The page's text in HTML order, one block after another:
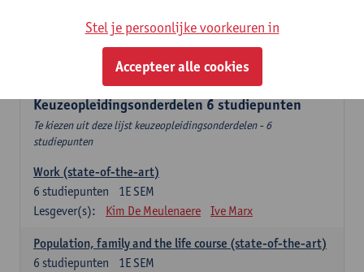
Handelingsmodellen
1E SEM
Kristel Driessens
Keuzeopleidingsonderdelen 6 studiepunten
Te kiezen uit deze lijst keuzeopleidingsonderdelen - 6
studiepunten
Work (state-of-the-art)
1E SEM
6 studiepunten
Lesgever(s):
Kim De Meulenaere Ive Marx
Population, family and the life course (state-of-the-art)
1E SEM
6 studiepunten
Stel je persoonlijke voorkeuren in
Accepteer alle cookies